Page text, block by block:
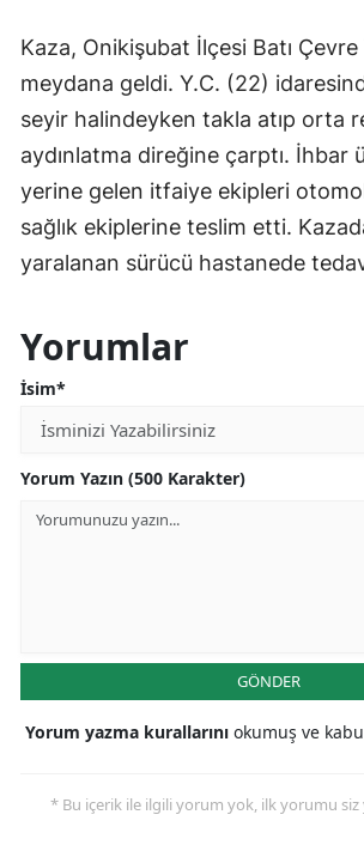
Kaza, Onikişubat İlçesi Batı
meydana geldi. Y.C. (22)
seyir halindeyken takla atıp orta
aydınlatma direğine çarptı. İhbar
yerine gelen itfaiye ekipleri
sağlık ekiplerine teslim etti.
yaralanan sürücü hastanede tedavi
Yorumlar
İsim*
Yorum Yazın (500 Karakter)
GÖNDER
Yorum yazma kurallarını okumuş ve
* Bu içerik ile ilgili yorum yok, ilk yorumu siz